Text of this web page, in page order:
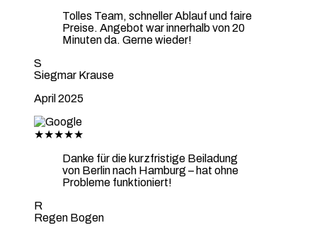
Tolles Team, schneller Ablauf und faire
Preise. Angebot war innerhalb von 20
Minuten da. Gerne wieder!
S
Siegmar Krause
April 2025
★★★★★
Danke für die kurzfristige Beiladung
von Berlin nach Hamburg – hat ohne
Probleme funktioniert!
R
Regen Bogen